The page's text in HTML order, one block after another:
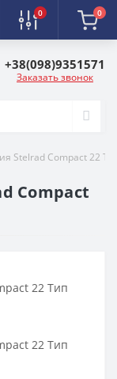
0 0
+38(098)9351571
Заказать звонок
Stelrad Compact 22
Compact